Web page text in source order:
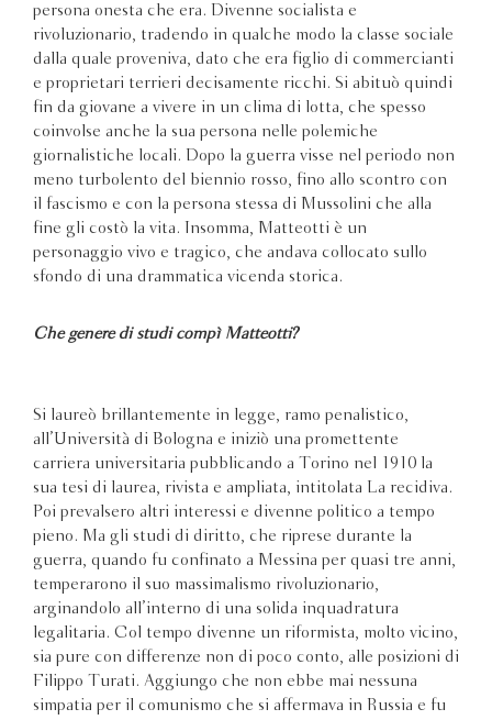
persona onesta che era. Divenne socialista e
rivoluzionario, tradendo in qualche modo la classe sociale
dalla quale proveniva, dato che era figlio di commercianti
e proprietari terrieri decisamente ricchi. Si abituò quindi
fin da giovane a vivere in un clima di lotta, che spesso
coinvolse anche la sua persona nelle polemiche
giornalistiche locali. Dopo la guerra visse nel periodo non
meno turbolento del biennio rosso, fino allo scontro con
il fascismo e con la persona stessa di Mussolini che alla
fine gli costò la vita. Insomma, Matteotti è un
personaggio vivo e tragico, che andava collocato sullo
sfondo di una drammatica vicenda storica.
Che genere di studi compì Matteotti?
Si laureò brillantemente in legge, ramo penalistico,
all’Università di Bologna e iniziò una promettente
carriera universitaria pubblicando a Torino nel 1910 la
sua tesi di laurea, rivista e ampliata, intitolata La recidiva.
Poi prevalsero altri interessi e divenne politico a tempo
pieno. Ma gli studi di diritto, che riprese durante la
guerra, quando fu confinato a Messina per quasi tre anni,
temperarono il suo massimalismo rivoluzionario,
arginandolo all’interno di una solida inquadratura
legalitaria. Col tempo divenne un riformista, molto vicino,
sia pure con differenze non di poco conto, alle posizioni di
Filippo Turati. Aggiungo che non ebbe mai nessuna
simpatia per il comunismo che si affermava in Russia e fu